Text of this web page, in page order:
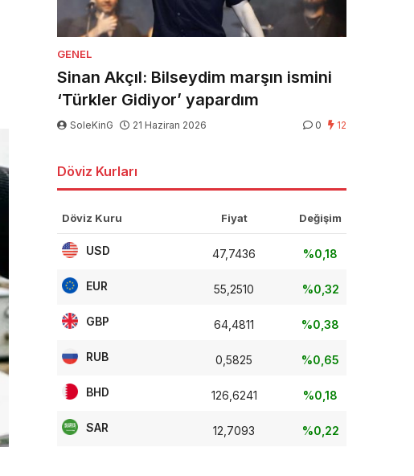
GENEL
Sinan Akçıl: Bilseydim marşın ismini
‘Türkler Gidiyor’ yapardım
SoleKinG 21 Haziran 2026 0 12
Döviz Kurları
Döviz Kuru Fiyat Değişim
USD 47,7436 %0,18
EUR 55,2510 %0,32
GBP 64,4811 %0,38
RUB 0,5825 %0,65
BHD 126,6241 %0,18
SAR 12,7093 %0,22